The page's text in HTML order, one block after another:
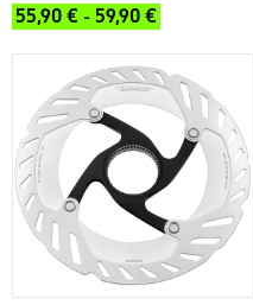
55,90 € - 59,90 €